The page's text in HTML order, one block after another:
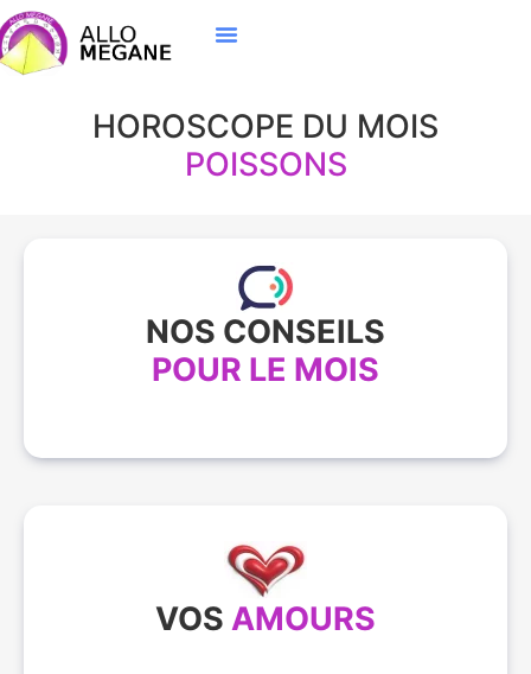
HOROSCOPE DU MOIS
POISSONS
NOS CONSEILS
POUR LE MOIS
VOS AMOURS